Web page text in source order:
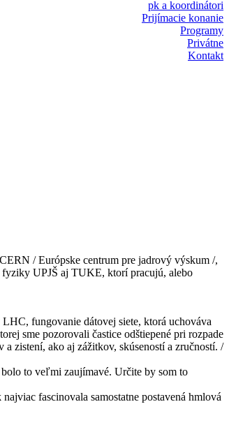
pk a koordinátori
Prijímacie konanie
Programy
Privátne
Kontakt
/ Európske centrum pre jadrový výskum /,
fyziky UPJŠ aj TUKE, ktorí pracujú, alebo
fungovanie dátovej siete, ktorá uchováva
sme pozorovali častice odštiepené pri rozpade
zistení, ako aj zážitkov, skúseností a zručností. /
to veľmi zaujímavé. Určite by som to
fascinovala samostatne postavená hmlová